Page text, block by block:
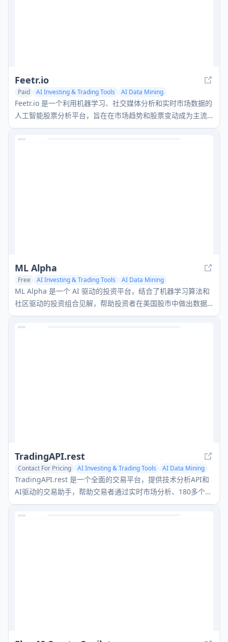
Feetr.io
Paid AI Investing & Trading Tools
AI Data Mining
AI Analytics Assistant
Feetr.io 是一个利用机器学习、社交媒体分析和实时市场数据的
人工智能股票分析平台，旨在在市场趋势和股票变动成为主流
之前识别它们。
ML Alpha
Free AI Investing & Trading Tools
AI Data Mining
AI Analytics Assistant
ML Alpha 是一个 AI 驱动的投资平台，结合了机器学习算法和
社区驱动的投资组合见解，帮助投资者在美国股市中做出数据
驱动的投资决策。
TradingAPI.rest
Contact For Pricing AI Investing & Trading Tools
AI Data Mining
AI Analytics Assistant
TradingAPI.rest 是一个全面的交易平台，提供技术分析API和
AI驱动的交易助手，帮助交易者通过实时市场分析、180多个技
术指标和自然语言见解做出数据驱动的决策。